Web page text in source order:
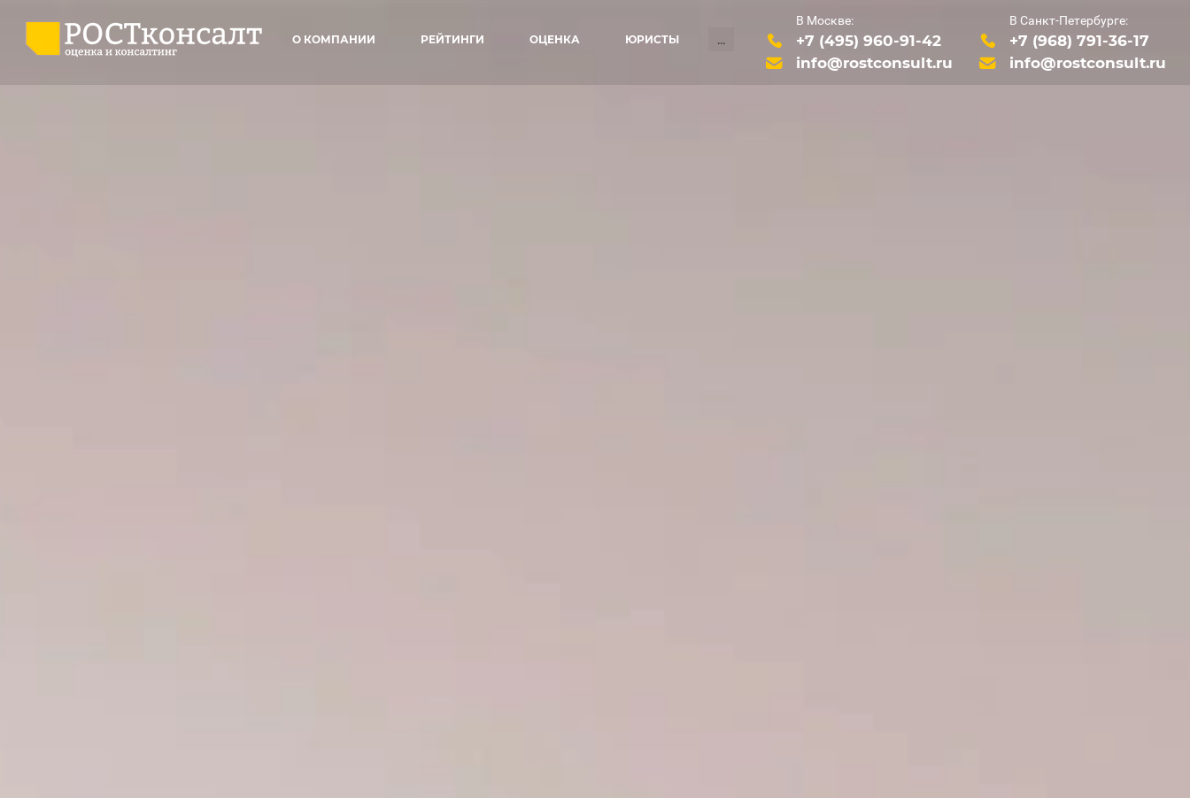
О КОМПАНИИ РЕЙТИНГИ ОЦЕНКА ЮРИСТЫ ...
В Москве:
+7 (495) 960-91-42
info@rostconsult.ru
В Санкт-Петербурге:
+7 (968) 791-36-17
info@rostconsult.ru